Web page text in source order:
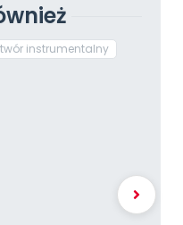
instrumentalny